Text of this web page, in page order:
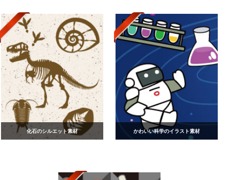
化石のシルエット素材 かわいい科学のイラスト素材